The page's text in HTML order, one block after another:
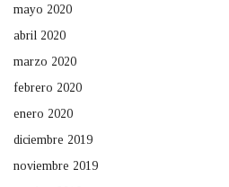
mayo 2020
abril 2020
marzo 2020
febrero 2020
enero 2020
diciembre 2019
noviembre 2019